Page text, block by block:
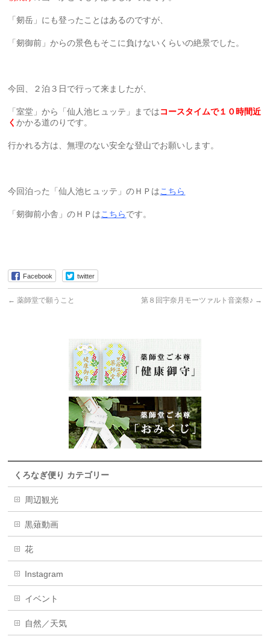
「剱岳」にも登ったことはあるのですが、
「剱御前」からの景色もそこに負けないくらいの絶景でした。
今回、２泊３日で行って来ましたが、
「室堂」から「仙人池ヒュッテ」まではコースタイムで１０時間近
くかかる道のりです。
行かれる方は、無理のない安全な登山でお願いします。
今回泊った「仙人池ヒュッテ」のＨＰはこちら
「剱御前小舎」のＨＰはこちらです。
Facebook twitter
← 薬師堂で願うこと 第８回宇奈月モーツァルト音楽祭♪ →
くろなぎ便り カテゴリー
周辺観光
黒薙動画
花
Instagram
イベント
自然／天気